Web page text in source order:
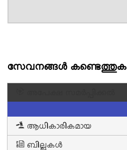
സേവനങ്ങള്‍ കണ്ടെത്തുക
ആധികാരികമായ
ബില്ലുകള്‍